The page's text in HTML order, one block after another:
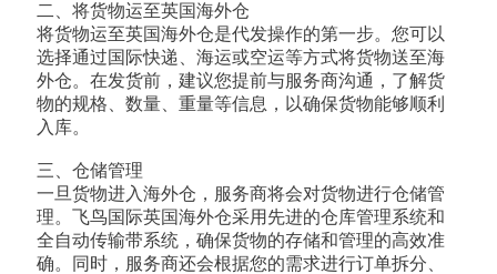
二、将货物运至英国海外仓
将货物运至英国海外仓是代发操作的第一步。您可以
选择通过国际快递、海运或空运等方式将货物送至海
外仓。在发货前，建议您提前与服务商沟通，了解货
物的规格、数量、重量等信息，以确保货物能够顺利
入库。
三、仓储管理
一旦货物进入海外仓，服务商将会对货物进行仓储管
理。飞鸟国际英国海外仓采用先进的仓库管理系统和
全自动传输带系统，确保货物的存储和管理的高效准
确。同时，服务商还会根据您的需求进行订单拆分、